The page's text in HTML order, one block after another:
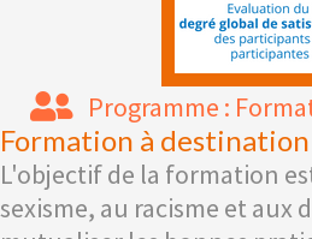
Programme :
Formation à
L'objectif de la formation
sexisme, au racisme et aux